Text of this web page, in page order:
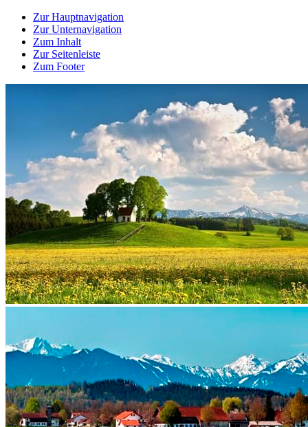
Zur Hauptnavigation
Zur Unternavigation
Zum Inhalt
Zur Seitenleiste
Zum Footer